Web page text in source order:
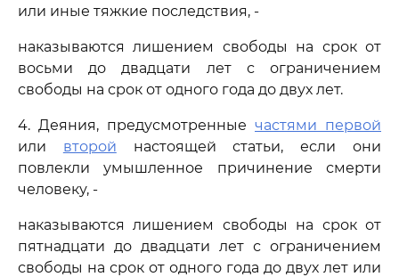
или иные тяжкие последствия, -
наказываются лишением свободы на срок от
восьми до двадцати лет с ограничением
свободы на срок от одного года до двух лет.
4. Деяния, предусмотренные частями первой
или второй настоящей статьи, если они
повлекли умышленное причинение смерти
человеку, -
наказываются лишением свободы на срок от
пятнадцати до двадцати лет с ограничением
свободы на срок от одного года до двух лет или